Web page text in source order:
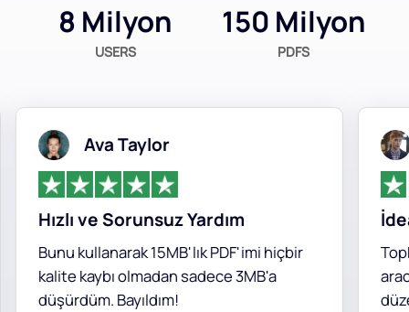
8 Milyon
USERS
150 Milyon
PDFS
Ava Taylor
Hızlı ve Sorunsuz Yardım
Bunu kullanarak 15MB'lık PDF'imi hiçbir
kalite kaybı olmadan sadece 3MB'a
düşürdüm. Bayıldım!